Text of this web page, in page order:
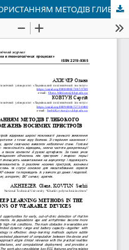
КЛАСИФІКАЦЯ АРИТМІЙ З ВИКОРИСТАННЯМ МЕТОДІВ ГЛИБОКОГО НАВЧАННЯ В УМОВАХ АПАРАТНИХ ОБМЕЖЕНЬ НОСИМИХ ПРИСТРОЇВ